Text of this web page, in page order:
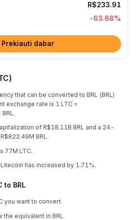
R$233.91
-63.68%
Prekiauti dabar
that can be converted to BRL (BRL)
exchange rate is 1 LTC =
of R$18.11B BRL and a 24-
BRL.
77M LTC.
has increased by 1.71%.
to BRL
you want to convert
equivalent in BRL